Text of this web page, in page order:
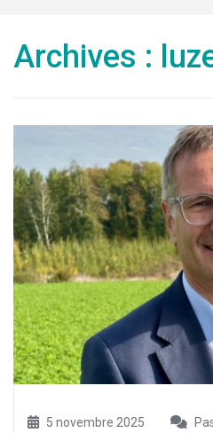
Archives :
5 novembre 2025